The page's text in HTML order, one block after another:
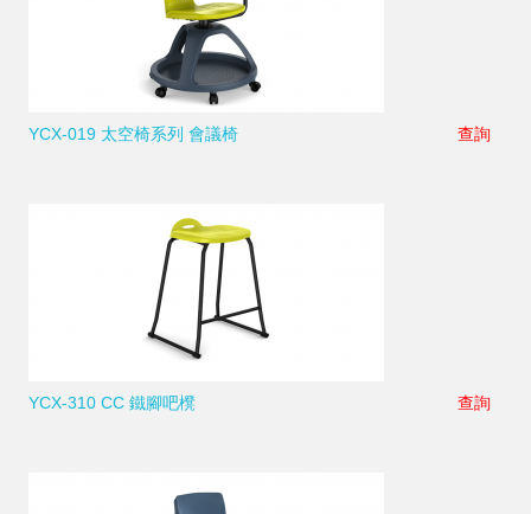
YCX-019 太空椅系列 會議椅 查詢
YCX-310 CC 鐵腳吧櫈 查詢